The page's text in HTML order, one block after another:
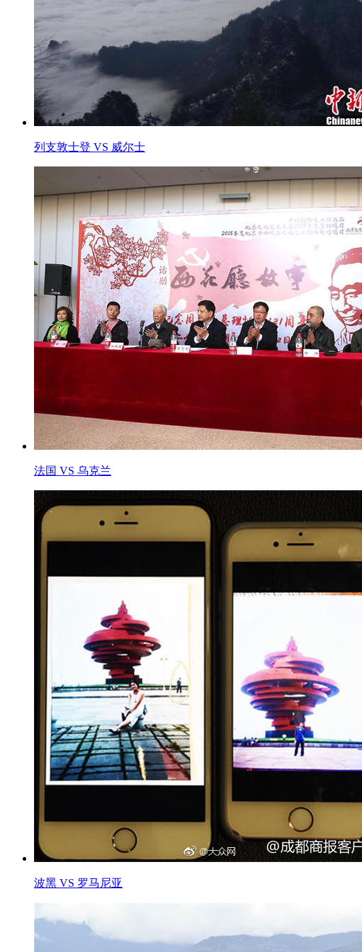
列支敦士登 VS 威尔士
法国 VS 乌克兰
波黑 VS 罗马尼亚